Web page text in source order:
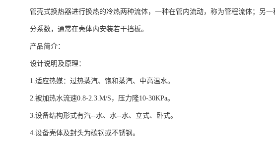
管壳式换热器进行换热的冷热两种流体，一种在管内流动，称为管程流体；另
分系数，通常在壳体内安装若干挡板。
产品简介：
设计说明及原理：
1.适应热媒：过热蒸汽、饱和蒸汽、中高温水。
2.被加热水流速0.8-2.3.M/S，压力隆10-30KPa。
3.设备结构形式有汽--水、水--水、立式、卧式。
4.设备壳体及封头为碳钢或不锈钢。